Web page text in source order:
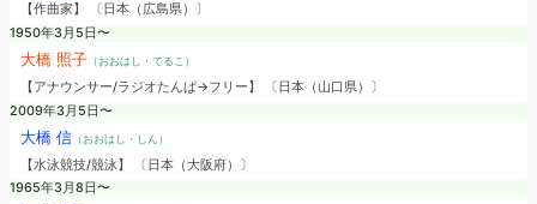
【作曲家】 〔日本（広島県）〕
1950年3月5日〜
大橋 照子（おおはし・てるこ）
【アナウンサー/ラジオたんぱ→フリー】 〔日本（山口県）〕
2009年3月5日〜
大橋 信（おおはし・しん）
【水泳競技/競泳】 〔日本（大阪府）〕
1965年3月8日〜